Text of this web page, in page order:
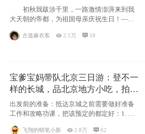
初秋我跋涉千里，一路激情澎湃来到我
大天朝的帝都，为祖国母亲庆祝生日！——
古道麻衣客 2.1万  18
宝爹宝妈带队北京三日游：登不一
样的长城，品北京地方小吃，拍盘
古七星夜景！
出发前的准备：抵达京城之前需要做好准备
工作和攻略功课，把该预定的都定好：1. 酒
飞翔的蜡笔小新 2.8万 62